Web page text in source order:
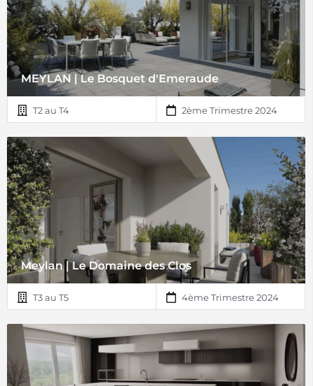
MEYLAN | Le Bosquet d'Emeraude
T2 au T4 2ème Trimestre 2024
Meylan | Le Domaine des Clos
T3 au T5 4ème Trimestre 2024